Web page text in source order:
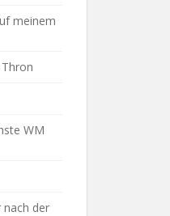
meinem
WM
nach der